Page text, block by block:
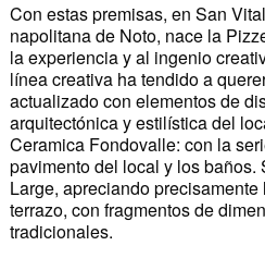
Con estas premisas, en San
napolitana de Noto, nace la
la experiencia y al ingenio
línea creativa ha tendido a
actualizado con elementos de
arquitectónica y estilística del
Ceramica Fondovalle: con la
pavimento del local y los
Large, apreciando
terrazo, con fragmentos de
tradicionales.